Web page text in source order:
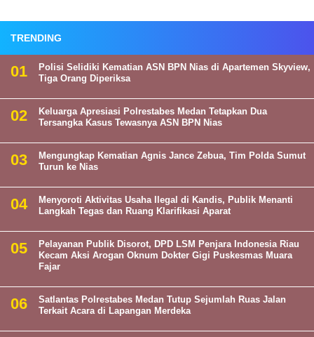
TRENDING
Polisi Selidiki Kematian ASN BPN Nias di Apartemen Skyview,
Tiga Orang Diperiksa
Keluarga Apresiasi Polrestabes Medan Tetapkan Dua
Tersangka Kasus Tewasnya ASN BPN Nias
Mengungkap Kematian Agnis Jance Zebua, Tim Polda Sumut
Turun ke Nias
Menyoroti Aktivitas Usaha Ilegal di Kandis, Publik Menanti
Langkah Tegas dan Ruang Klarifikasi Aparat
Pelayanan Publik Disorot, DPD LSM Penjara Indonesia Riau
Kecam Aksi Arogan Oknum Dokter Gigi Puskesmas Muara
Fajar
Satlantas Polrestabes Medan Tutup Sejumlah Ruas Jalan
Terkait Acara di Lapangan Merdeka